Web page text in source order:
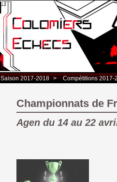
Saison 2017-2018 > Compétitions 2017-
Championnats de
Agen du 14 au 22